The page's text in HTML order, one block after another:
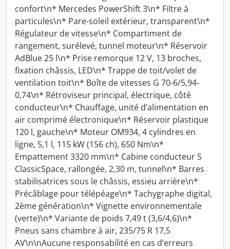
confort\n* Mercedes PowerShift 3\n* Filtre à
particules\n* Pare-soleil extérieur, transparent\n*
Régulateur de vitesse\n* Compartiment de
rangement, surélevé, tunnel moteur\n* Réservoir
AdBlue 25 l\n* Prise remorque 12 V, 13 broches,
fixation châssis, LED\n* Trappe de toit/volet de
ventilation toit\n* Boîte de vitesses G 70-6/5,94-
0,74\n* Rétroviseur principal, électrique, côté
conducteur\n* Chauffage, unité d’alimentation en
air comprimé électronique\n* Réservoir plastique
120 l, gauche\n* Moteur OM934, 4 cylindres en
ligne, 5,1 l, 115 kW (156 ch), 650 Nm\n*
Empattement 3320 mm\n* Cabine conducteur S
ClassicSpace, rallongée, 2,30 m, tunnel\n* Barres
stabilisatrices sous le châssis, essieu arrière\n*
Précâblage pour télépéage\n* Tachygraphe digital,
2ème génération\n* Vignette environnementale
(verte)\n* Variante de poids 7,49 t (3,6/4,6)\n*
Pneus sans chambre à air, 235/75 R 17,5
AV\n\nAucune responsabilité en cas d’erreurs